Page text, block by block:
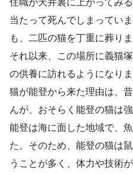
当たって死んでしまってい
も、二匹の猫を丁重に葬りま
それ以来、この場所に義猫
の供養に訪れるようになりま
猫が能登から来た理由は、
んが、おそらく能登の猫は
能登は海に面した地域で、
た。そのため、能登の猫は
うことが多く、体力や技術